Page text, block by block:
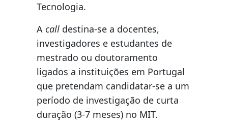
Tecnologia.
A call destina-se a docentes,
investigadores e estudantes de
mestrado ou doutoramento
ligados a instituições em Portugal
que pretendam candidatar-se a um
período de investigação de curta
duração (3-7 meses) no MIT.